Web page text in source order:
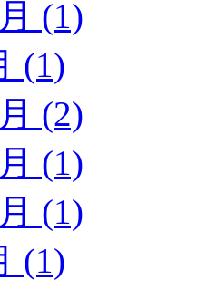
(1)
(1)
(2)
(1)
(1)
(1)